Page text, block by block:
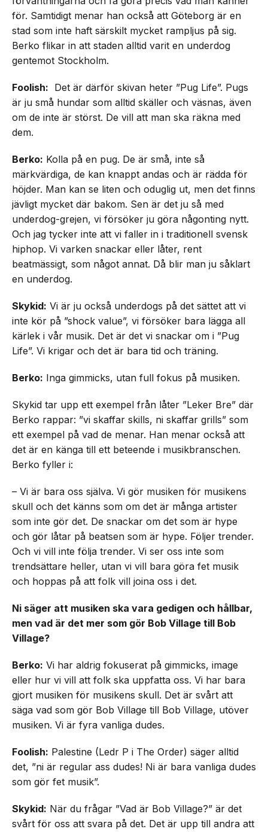
för. Samtidigt menar han också att Göteborg är en
stad som inte haft särskilt mycket rampljus på sig.
Berko flikar in att staden alltid varit en underdog
gentemot Stockholm.
Foolish: Det är därför skivan heter ”Pug Life”. Pugs
är ju små hundar som alltid skäller och väsnas, även
om de inte är störst. De vill att man ska räkna med
dem.
Berko: Kolla på en pug. De är små, inte så
märkvärdiga, de kan knappt andas och är rädda för
höjder. Man kan se liten och oduglig ut, men det finns
jävligt mycket där bakom. Sen är det ju så med
underdog-grejen, vi försöker ju göra någonting nytt.
Och jag tycker inte att vi faller in i traditionell svensk
hiphop. Vi varken snackar eller låter, rent
beatmässigt, som något annat. Då blir man ju såklart
en underdog.
Skykid: Vi är ju också underdogs på det sättet att vi
inte kör på ”shock value”, vi försöker bara lägga all
kärlek i vår musik. Det är det vi snackar om i ”Pug
Life”. Vi krigar och det är bara tid och träning.
Berko: Inga gimmicks, utan full fokus på musiken.
Skykid tar upp ett exempel från låter ”Leker Bre” där
Berko rappar: ”vi skaffar skills, ni skaffar grills” som
ett exempel på vad de menar. Han menar också att
det är en känga till ett beteende i musikbranschen.
Berko fyller i:
– Vi är bara oss själva. Vi gör musiken för musikens
skull och det känns som om det är många artister
som inte gör det. De snackar om det som är hype
och gör låtar på beatsen som är hype. Följer trender.
Och vi vill inte följa trender. Vi ser oss inte som
trendsättare heller, utan vi vill bara göra fet musik
och hoppas på att folk vill joina oss i det.
Ni säger att musiken ska vara gedigen och hållbar,
men vad är det mer som gör Bob Village till Bob
Village?
Berko: Vi har aldrig fokuserat på gimmicks, image
eller hur vi vill att folk ska uppfatta oss. Vi har bara
gjort musiken för musikens skull. Det är svårt att
säga vad som gör Bob Village till Bob Village, utöver
musiken. Vi är fyra vanliga dudes.
Foolish: Palestine (Ledr P i The Order) säger alltid
det, ”ni är regular ass dudes! Ni är bara vanliga dudes
som gör fet musik”.
Skykid: När du frågar ”Vad är Bob Village?” är det
svårt för oss att svara på det. Det är upp till andra att